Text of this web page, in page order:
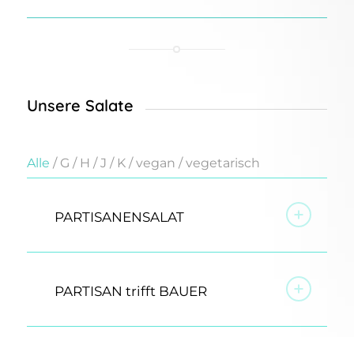
Unsere Salate
Alle / G / H / J / K / vegan / vegetarisch
PARTISANENSALAT
PARTISAN trifft BAUER